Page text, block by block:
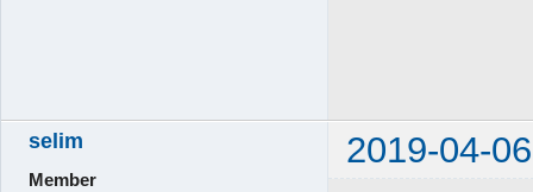
selim 2019-04-
Member